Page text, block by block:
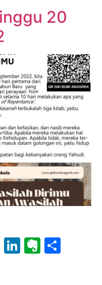
20
Pinterest
LinkedIn